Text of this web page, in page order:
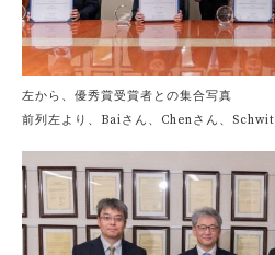
左から、優秀賞受賞者との集合写真
前列左より、Baiさん、Chenさん、